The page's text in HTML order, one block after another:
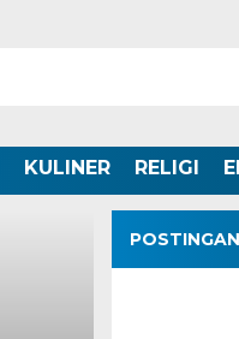
KULINER RELIGI